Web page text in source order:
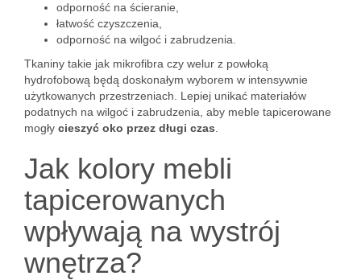
odporność na ścieranie,
łatwość czyszczenia,
odporność na wilgoć i zabrudzenia.
Tkaniny takie jak mikrofibra czy welur z powłoką
hydrofobową będą doskonałym wyborem w intensywnie
użytkowanych przestrzeniach. Lepiej unikać materiałów
podatnych na wilgoć i zabrudzenia, aby meble tapicerowane
mogły cieszyć oko przez długi czas
Jak kolory mebli
tapicerowanych
wpływają na wystrój
wnętrza?